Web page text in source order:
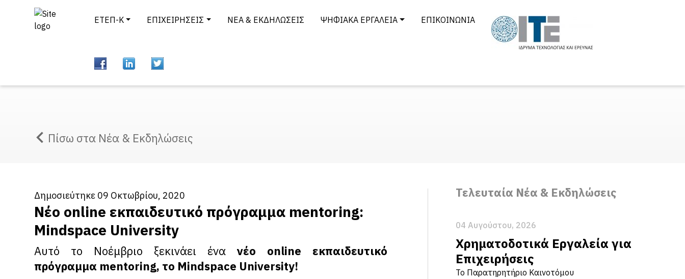
ΕΤΕΠ-Κ ΕΠΙΧΕΙΡΗΣΕΙΣ ΝΈΑ & ΕΚΔΗΛΏΣΕΙΣ ΨΗΦΙΑΚΆ ΕΡΓΑΛΕΊΑ ΕΠΙΚΟΙΝΩΝΊΑ
Πίσω στα Νέα & Εκδηλώσεις
Δημοσιεύτηκε 09 Οκτωβρίου, 2020
Nέο online εκπαιδευτικό πρόγραμμα mentoring:
Mindspace University
Αυτό το Νοέμβριο ξεκινάει ένανέο online εκπαιδευτικό
πρόγραμμα mentoring, το Mindspace University!
Τελευταία Νέα & Εκδηλώσεις
04 Αυγούστου, 2026
Χρηματοδοτικά Εργαλεία για
Επιχειρήσεις
Το Παρατηρητήριο Καινοτόμου